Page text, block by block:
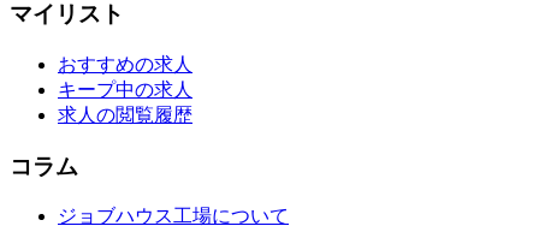
マイリスト
おすすめの求人
キープ中の求人
求人の閲覧履歴
コラム
ジョブハウス工場について